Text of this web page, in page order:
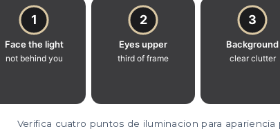
Verifica cuatro puntos de iluminacion para